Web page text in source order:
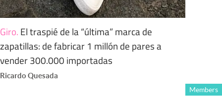
Giro. El traspié de la “última” marca de
zapatillas: de fabricar 1 millón de pares a
vender 300.000 importadas
Ricardo Quesada
Members